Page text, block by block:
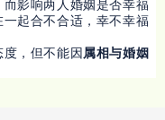
影响两人婚姻是否幸福
起合不合适，幸不幸福
，但不能因 属相与婚姻